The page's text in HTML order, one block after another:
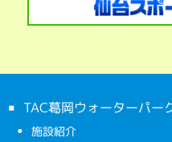
TAC葛岡ウォーターパー
施設紹介